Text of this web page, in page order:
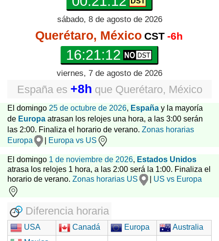
sábado, 8 de agosto de 2026
Querétaro, México CST -6h
16:21:13
viernes, 7 de agosto de 2026
Españaes +8h que Querétaro, México
El domingo 25 de octubre de 2026, España y la mayoría
de Europa atrasan los relojes una hora, a las 3:00 serán
las 2:00. Finaliza el horario de verano. Zonas horarias
Europa
Europa vs US
El domingo 1 de noviembre de 2026, Estados Unidos
atrasa los relojes 1 hora, a las 2:00 será la 1:00. Finaliza el
horario de verano. Zonas horarias US US vs Europa
Diferencia horaria
USA Canadá Europa
Australia